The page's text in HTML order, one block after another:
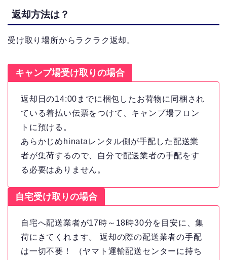
返却方法は？
受け取り場所からラクラク返却。
キャンプ場受け取りの場合
返却日の14:00までに梱包したお荷物に同梱され
ている着払い伝票をつけて、キャンプ場フロン
トに預ける。
あらかじめhinataレンタル側が手配した配送業
者が集荷するので、自分で配送業者の手配をす
る必要はありません。
自宅受け取りの場合
自宅へ配送業者が17時～18時30分を目安に、集
荷にきてくれます。 返却の際の配送業者の手配
は一切不要！ （ヤマト運輸配送センターに持ち